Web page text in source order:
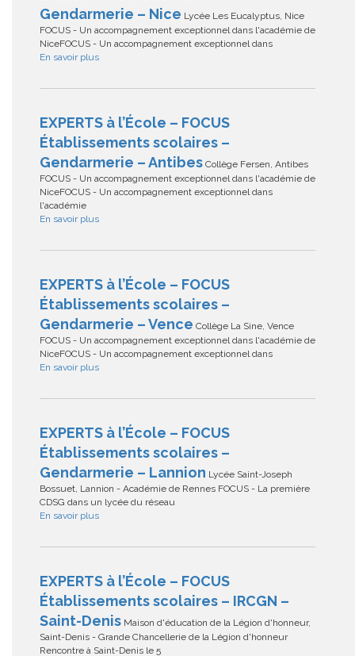
Gendarmerie – Nice Lycée Les Eucalyptus, Nice
FOCUS - Un accompagnement exceptionnel dans l'académie de
NiceFOCUS - Un accompagnement exceptionnel dans
En savoir plus
EXPERTS à l’École – FOCUS
Établissements scolaires –
Gendarmerie – Antibes Collège Fersen, Antibes
FOCUS - Un accompagnement exceptionnel dans l'académie de
NiceFOCUS - Un accompagnement exceptionnel dans
l'académie
En savoir plus
EXPERTS à l’École – FOCUS
Établissements scolaires –
Gendarmerie – Vence Collège La Sine, Vence
FOCUS - Un accompagnement exceptionnel dans l'académie de
NiceFOCUS - Un accompagnement exceptionnel dans
En savoir plus
EXPERTS à l’École – FOCUS
Établissements scolaires –
Gendarmerie – Lannion Lycée Saint-Joseph
Bossuet, Lannion - Académie de Rennes FOCUS - La première
CDSG dans un lycée du réseau
En savoir plus
EXPERTS à l’École – FOCUS
Établissements scolaires – IRCGN –
Saint-Denis Maison d'éducation de la Légion d'honneur,
Saint-Denis - Grande Chancellerie de la Légion d'honneur
Rencontre à Saint-Denis le 5